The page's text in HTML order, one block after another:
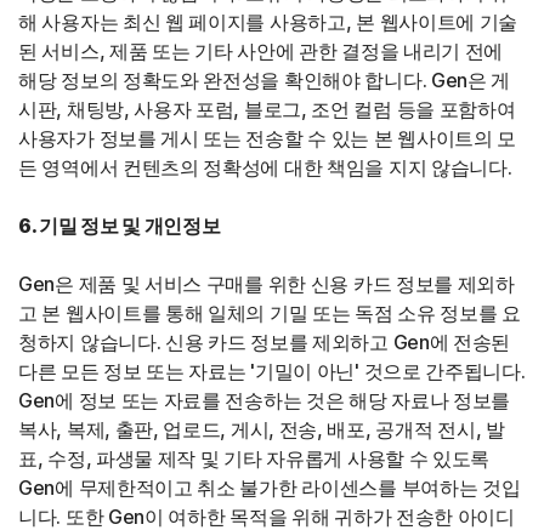
해 사용자는 최신 웹 페이지를 사용하고, 본 웹사이트에 기술
된 서비스, 제품 또는 기타 사안에 관한 결정을 내리기 전에
해당 정보의 정확도와 완전성을 확인해야 합니다. Gen은 게
시판, 채팅방, 사용자 포럼, 블로그, 조언 컬럼 등을 포함하여
사용자가 정보를 게시 또는 전송할 수 있는 본 웹사이트의 모
든 영역에서 컨텐츠의 정확성에 대한 책임을 지지 않습니다.
6. 기밀 정보 및 개인정보
Gen은 제품 및 서비스 구매를 위한 신용 카드 정보를 제외하
고 본 웹사이트를 통해 일체의 기밀 또는 독점 소유 정보를 요
청하지 않습니다. 신용 카드 정보를 제외하고 Gen에 전송된
다른 모든 정보 또는 자료는 '기밀이 아닌' 것으로 간주됩니다.
Gen에 정보 또는 자료를 전송하는 것은 해당 자료나 정보를
복사, 복제, 출판, 업로드, 게시, 전송, 배포, 공개적 전시, 발
표, 수정, 파생물 제작 및 기타 자유롭게 사용할 수 있도록
Gen에 무제한적이고 취소 불가한 라이센스를 부여하는 것입
니다. 또한 Gen이 여하한 목적을 위해 귀하가 전송한 아이디